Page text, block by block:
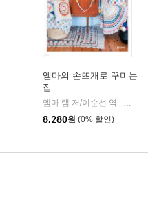
엠마의 손뜨개로 꾸미는
집
엠마 램 저/이순선 역 |
8,280원 (0% 할인)